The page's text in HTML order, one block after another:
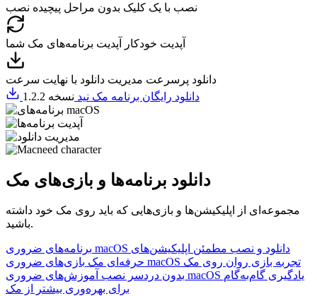
نصب با یک کلیک بدون مراحل پیچیده نصب
آپدیت خودکار آپدیت برنامه‌های مک شما
دانلود پرسرعت مدیریت دانلود با نهایت سرعت
دانلود رایگان برنامه مک نید نسخه 1.2.2
دانلود برنامه‌ها و بازی‌های مک
مجموعه‌ای از اپلیکیشن‌ها و بازی‌هایی که باید روی مک خود داشته
باشید.
برنامه‌های ضروری macOS دانلود و نصب مطمئن اپلیکیشن‌های
حرفه‌ای مک بازی‌های ضروری macOS تجربه بازی روان روی مک
بدون دردسر نصب آموزش‌های ضروری macOS یادگیری گام‌به‌گام
برای بهره‌وری بیشتر از مک